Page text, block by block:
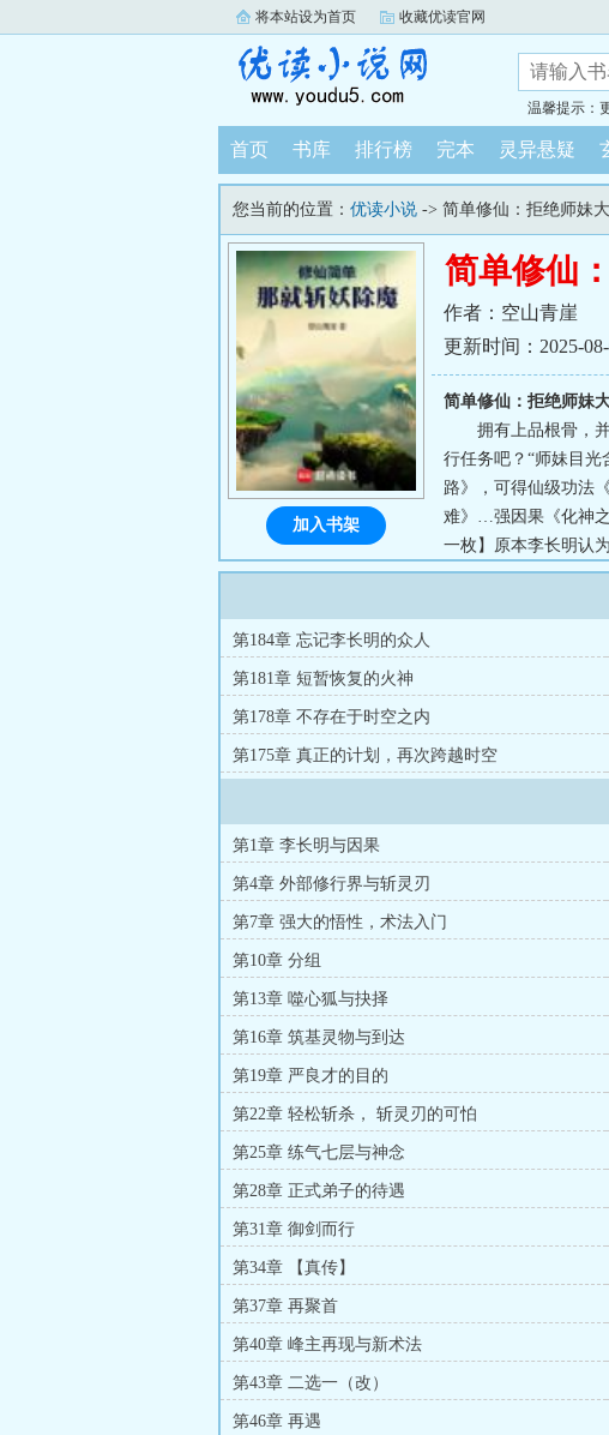
将本站设为首页 收藏优读官网
温馨提示：
首页 书库 排行榜 完本 灵异悬疑
您当前的位置： 优读小说 -> 简单修仙：拒绝师妹
简单修仙
作者：空山青崖
更新时间：2025-
简单修仙：拒绝师妹
拥有上品根骨，
行任务吧？“师妹目光
路》，可得仙级功法
难》…强因果《化神
一枚】原本李长明认
己。“修仙就该斩妖
加入书架
第184章 忘记李长明的众人
第181章 短暂恢复的火神
第178章 不存在于时空之内
第175章 真正的计划，再次跨越时空
第1章 李长明与因果
第4章 外部修行界与斩灵刃
第7章 强大的悟性，术法入门
第10章 分组
第13章 噬心狐与抉择
第16章 筑基灵物与到达
第19章 严良才的目的
第22章 轻松斩杀， 斩灵刃的可怕
第25章 练气七层与神念
第28章 正式弟子的待遇
第31章 御剑而行
第34章 【真传】
第37章 再聚首
第40章 峰主再现与新术法
第43章 二选一（改）
第46章 再遇